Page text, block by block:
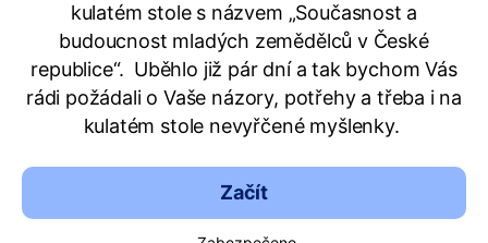
kulatém stole s názvem „Současnost a
budoucnost mladých zemědělců v České
republice“. Uběhlo již pár dní a tak bychom Vás
rádi požádali o Vaše názory, potřehy a třeba i na
kulatém stole nevyřčené myšlenky.
Začít